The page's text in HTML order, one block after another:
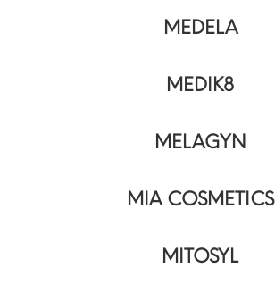
MEDELA
MEDIK8
MELAGYN
MIA COSMETICS
MITOSYL